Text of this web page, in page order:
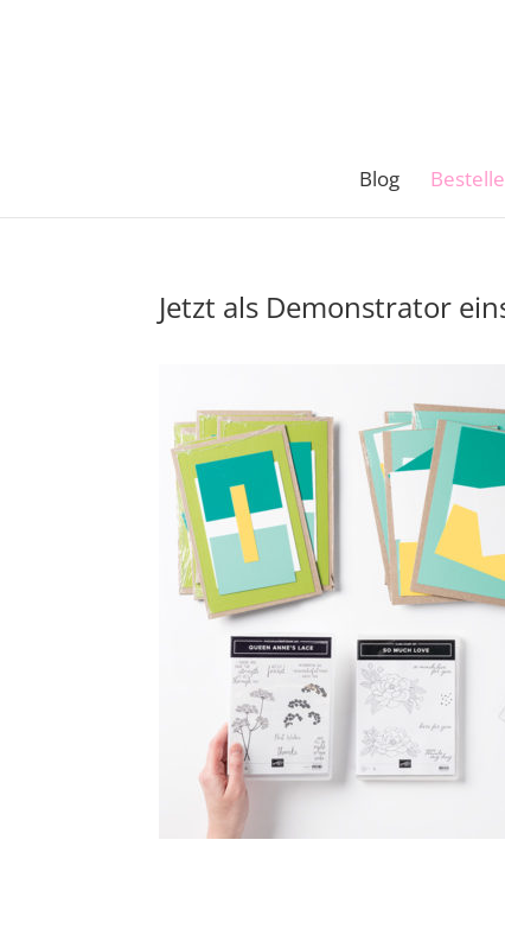
Blog
Jetzt als Demonstrator